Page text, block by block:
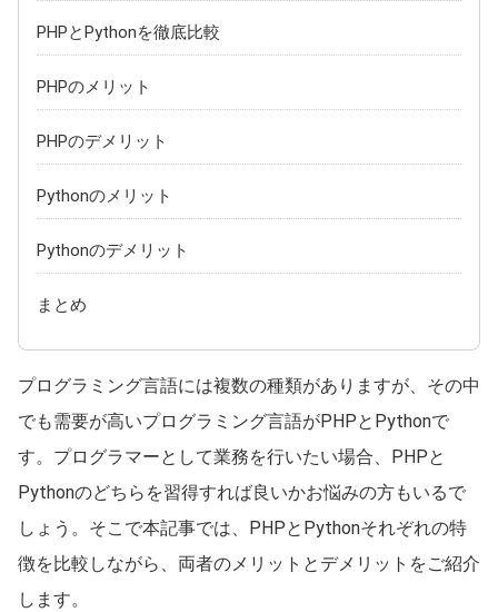
PHPとPythonを徹底比較
PHPのメリット
PHPのデメリット
Pythonのメリット
Pythonのデメリット
まとめ
プログラミング言語には複数の種類がありますが、その中
でも需要が高いプログラミング言語がPHPとPythonで
す。プログラマーとして業務を行いたい場合、PHPと
Pythonのどちらを習得すれば良いかお悩みの方もいるで
しょう。そこで本記事では、PHPとPythonそれぞれの特
徴を比較しながら、両者のメリットとデメリットをご紹介
します。
徳島県
福岡県 熊本県
鹿児島県